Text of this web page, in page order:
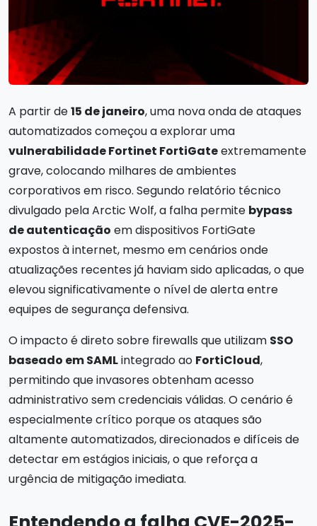
A partir de15 de janeiro, uma nova onda de ataques
automatizados começou a explorar uma
vulnerabilidade Fortinet FortiGateextremamente
grave, colocando milhares de ambientes
corporativos em risco. Segundo relatório técnico
divulgado pela Arctic Wolf, a falha permite bypass
de autenticação em dispositivos FortiGate
expostos à internet, mesmo em cenários onde
atualizações recentes já haviam sido aplicadas, o que
elevou significativamente o nível de alerta entre
equipes de segurança defensiva.
O impacto é direto sobre firewalls que utilizam SSO
baseado em SAMLintegrado ao FortiCloud,
permitindo que invasores obtenham acesso
administrativo sem credenciais válidas. O cenário é
especialmente crítico porque os ataques são
altamente automatizados, direcionados e difíceis de
detectar em estágios iniciais, o que reforça a
urgência de mitigação imediata.